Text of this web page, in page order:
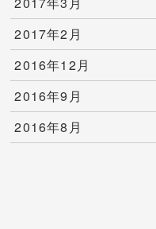
2017年2月
2016年12月
2016年9月
2016年8月